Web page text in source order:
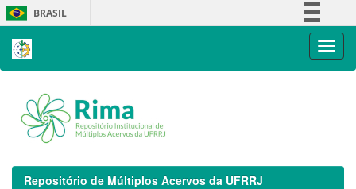
Skip
navigation
BRASIL
Repositório de Múltiplos Acervos da UFRRJ